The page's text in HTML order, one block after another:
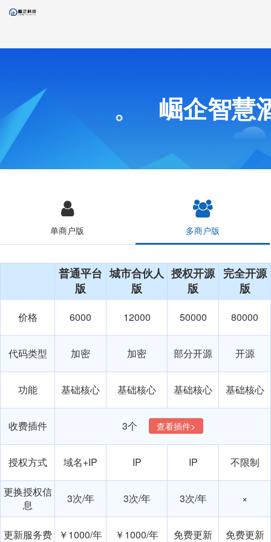
崛企智慧
单商户版 多商户版
普通平台
版
城市合伙人
版
授权开源
版
完全开源
版
价格 6000 12000 50000 80000
代码类型 加密 加密 部分开源 开源
功能 基础核心 基础核心 基础核心 基础核心
收费插件 3个 查看插件>
授权方式 域名+IP IP IP 不限制
更换授权信
息
3次/年 3次/年 3次/年 ×
更新服务费 ￥1000/年 ￥1000/年 免费更新 免费更新